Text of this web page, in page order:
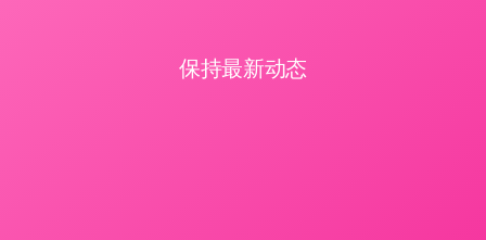
保持最新动态